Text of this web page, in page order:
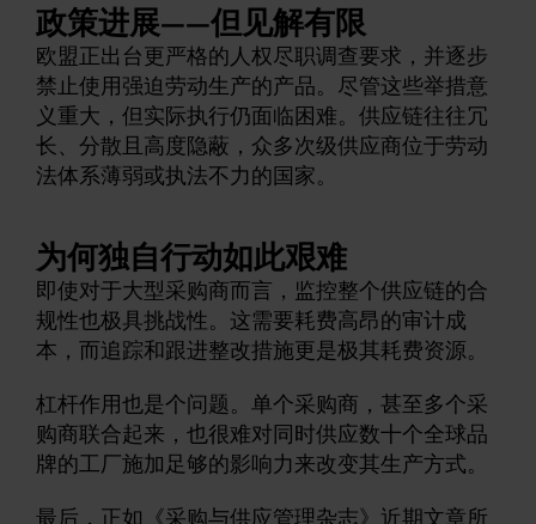
政策进展——但见解有限
欧盟正出台更严格的人权尽职调查要求，并逐步
禁止使用强迫劳动生产的产品。尽管这些举措意
义重大，但实际执行仍面临困难。供应链往往冗
长、分散且高度隐蔽，众多次级供应商位于劳动
法体系薄弱或执法不力的国家。
为何独自行动如此艰难
即使对于大型采购商而言，监控整个供应链的合
规性也极具挑战性。这需要耗费高昂的审计成
本，而追踪和跟进整改措施更是极其耗费资源。
杠杆作用也是个问题。单个采购商，甚至多个采
购商联合起来，也很难对同时供应数十个全球品
牌的工厂施加足够的影响力来改变其生产方式。